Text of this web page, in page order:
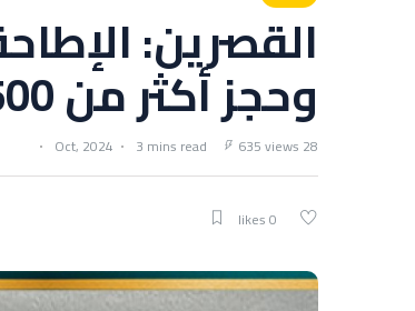
القصرين:
وحجز أكثر من 500 قرص مخدر
28 Oct, 2024
3 mins read 635 views